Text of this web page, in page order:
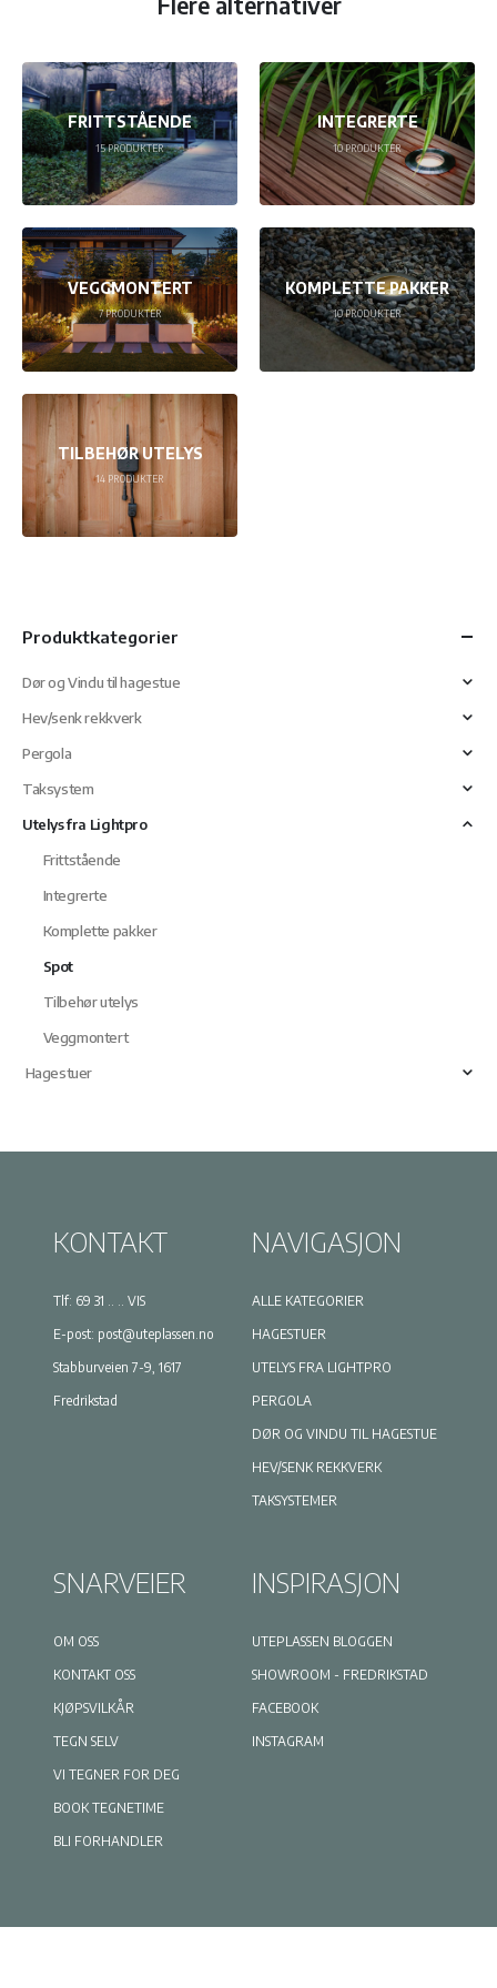
FRITTSTÅENDE
15PRODUKTER
INTEGRERTE
10PRODUKTER
VEGGMONTERT
7PRODUKTER
KOMPLETTE PAKKER
10PRODUKTER
TILBEHØR UTELYS
14 PRODUKTER
Produktkategorier
Dør og Vindu til hagestue
Hev/senk rekkverk
Pergola
Taksystem
Utelys fra Lightpro
Frittstående
Integrerte
Komplette pakker
Spot
Tilbehør utelys
Veggmontert
Hagestuer
KONTAKT
Tlf: 69 31 .. .. VIS
E-post: post@uteplassen.no
Stabburveien 7-9, 1617
Fredrikstad
NAVIGASJON
ALLE KATEGORIER
HAGESTUER
UTELYS FRA LIGHTPRO
PERGOLA
DØR OG VINDU TIL HAGESTUE
HEV/SENK REKKVERK
TAKSYSTEMER
SNARVEIER
OM OSS
KONTAKT OSS
KJØPSVILKÅR
TEGN SELV
VI TEGNER FOR DEG
BOOK TEGNETIME
BLI FORHANDLER
INSPIRASJON
UTEPLASSEN BLOGGEN
SHOWROOM - FREDRIKSTAD
FACEBOOK
INSTAGRAM